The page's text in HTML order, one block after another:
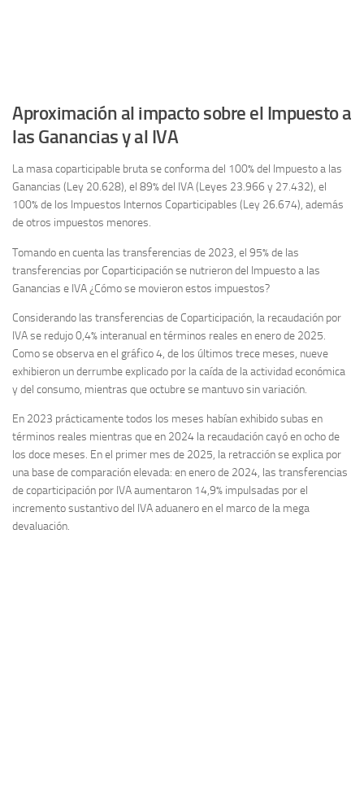
Aproximación al impacto sobre el Impuesto a
las Ganancias y al IVA
La masa coparticipable bruta se conforma del 100% del Impuesto a las
Ganancias (Ley 20.628), el 89% del IVA (Leyes 23.966 y 27.432), el
100% de los Impuestos Internos Coparticipables (Ley 26.674), además
de otros impuestos menores.
Tomando en cuenta las transferencias de 2023, el 95% de las
transferencias por Coparticipación se nutrieron del Impuesto a las
Ganancias e IVA ¿Cómo se movieron estos impuestos?
Considerando las transferencias de Coparticipación, la recaudación por
IVA se redujo 0,4% interanual en términos reales en enero de 2025.
Como se observa en el gráfico 4, de los últimos trece meses, nueve
exhibieron un derrumbe explicado por la caída de la actividad económica
y del consumo, mientras que octubre se mantuvo sin variación.
En 2023 prácticamente todos los meses habían exhibido subas en
términos reales mientras que en 2024 la recaudación cayó en ocho de
los doce meses. En el primer mes de 2025, la retracción se explica por
una base de comparación elevada: en enero de 2024, las transferencias
de coparticipación por IVA aumentaron 14,9% impulsadas por el
incremento sustantivo del IVA aduanero en el marco de la mega
devaluación.